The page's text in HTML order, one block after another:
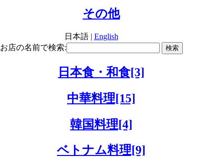
その他
日本語 | English
お店の名前で検索:
日本食・和食[3]
中華料理[15]
韓国料理[4]
ベトナム料理[9]